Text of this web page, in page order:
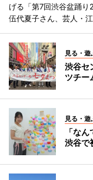
げる「第7回渋谷盆踊
伍代夏子さん、芸人・
見る・遊
渋谷セ
ツチー
見る・遊
「な
渋谷で